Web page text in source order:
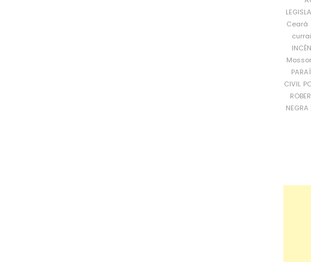
Ceará
CIVIL
NEGRA